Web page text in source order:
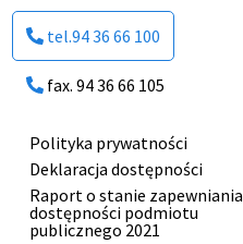
tel.94 36 66 100
fax. 94 36 66 105
Menu
stopki
Polityka prywatności
Deklaracja dostępności
Raport o stanie zapewniania
dostępności podmiotu
publicznego 2021